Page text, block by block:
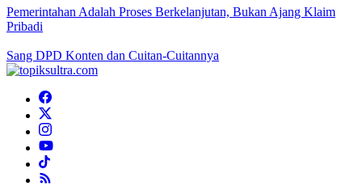
Pemerintahan Adalah Proses Berkelanjutan, Bukan Ajang Klaim
Pribadi
Sang DPD Konten dan Cuitan-Cuitannya